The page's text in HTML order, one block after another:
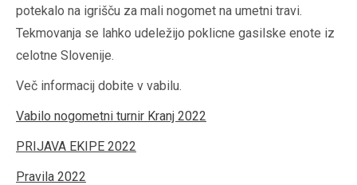
potekalo na igrišču za mali nogomet na umetni travi.
Tekmovanja se lahko udeležijo poklicne gasilske enote iz
celotne Slovenije.
Več informacij dobite v vabilu.
Vabilo nogometni turnir Kranj 2022
PRIJAVA EKIPE 2022
Pravila 2022